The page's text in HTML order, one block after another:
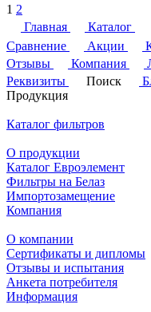
1 2
Главная
Каталог
Сравнение
Акции
Отзывы
Компания
Реквизиты
Поиск
Продукция
Каталог фильтров
О продукции
Каталог Евроэлемент
Фильтры на Белаз
Импортозамещение
Компания
О компании
Сертификаты и дипломы
Отзывы и испытания
Анкета потребителя
Информация